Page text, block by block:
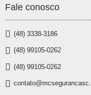
Fale conosco
(48) 3338-3186
(48) 99105-0262
(48) 99105-0262